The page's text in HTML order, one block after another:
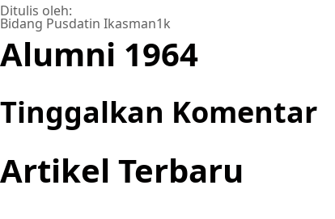
Ditulis oleh:
Bidang Pusdatin Ikasman1k
Alumni 1964
Tinggalkan Komentar
Artikel Terbaru